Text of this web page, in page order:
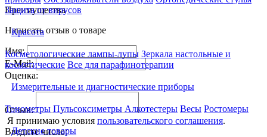
Защита от вирусов
Красота
Косметологические лампы-лупы Зеркала настольные и
косметические Все для парафинотерапии
Измерительные и диагностические приборы
Тонометры Пульсоксиметры Алкотестеры Весы Ростомеры
Детские товары
Преимущества
Написать отзыв о товаре
Имя:
E-Mail:
Оценка:
Отзыв:
Я принимаю условия пользовательского соглашения.
Введите число: